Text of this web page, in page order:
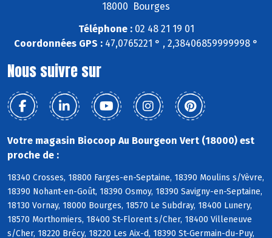
18000 Bourges
Téléphone :02 48 21 19 01
Coordonnées GPS : 47,0765221 ° , 2,38406859999998 °
Nous suivre sur
Votre magasin Biocoop Au Bourgeon Vert (18000) est
proche de :
18340 Crosses, 18800 Farges-en-Septaine, 18390 Moulins s/Yèvre,
18390 Nohant-en-Goût, 18390 Osmoy, 18390 Savigny-en-Septaine,
18130 Vornay, 18000 Bourges, 18570 Le Subdray, 18400 Lunery,
18570 Morthomiers, 18400 St-Florent s/Cher, 18400 Villeneuve
s/Cher, 18220 Brécy, 18220 Les Aix-d, 18390 St-Germain-du-Puy,